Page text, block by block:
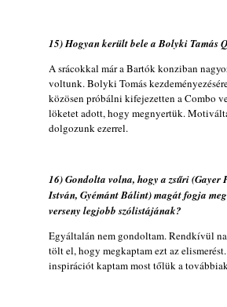
15) Hogyan került bele a Bolyki Tamás
A srácokkal már a Bartók konziban
voltunk. Bolyki Tomás
közösen próbálni kifejezetten a Combo
löketet adott, hogy megnyertük.
dolgozunk ezerrel.
16) Gondolta volna, hogy a zsűri (Gayer
István, Gyémánt Bálint) magát fogja
verseny legjobb szólistájának?
Egyáltalán nem gondoltam. Rendkívül
tölt el, hogy megkaptam ezt az
inspirációt kaptam most tőlük a